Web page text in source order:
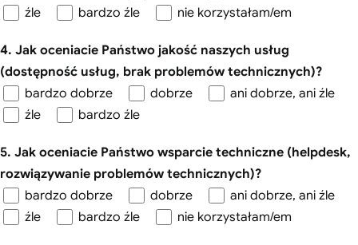
źle
bardzo źle nie korzystałam/em
4. Jak oceniacie Państwo jakość naszych usług
(dostępność usług, brak problemów technicznych)?
bardzo dobrze
dobrze
ani dobrze, ani źle
źle
bardzo źle
5. Jak oceniacie Państwo wsparcie techniczne (helpdesk,
rozwiązywanie problemów technicznych)?
bardzo dobrze
dobrze
ani dobrze, ani źle
źle
bardzo źle nie korzystałam/em